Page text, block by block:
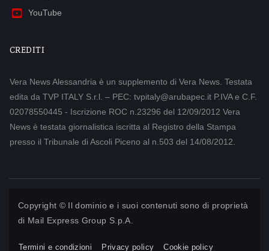
YouTube
CREDITI
Vera News Alessandria è un supplemento di Vera News. Testata
edita da TVP ITALY S.r.l. – PEC: tvpitaly@arubapec.it P.IVA e C.F.
02078550445 - Iscrizione ROC n.23296 del 12/09/2012 Vera
News è testata giornalistica iscritta al Registro della Stampa
presso il Tribunale di Ascoli Piceno al n.503 del 14/08/2012.
Copyright © Il dominio e i suoi contenuti sono di proprietà
di Mail Express Group S.p.A.
Termini e condizioni Privacy policy Cookie policy